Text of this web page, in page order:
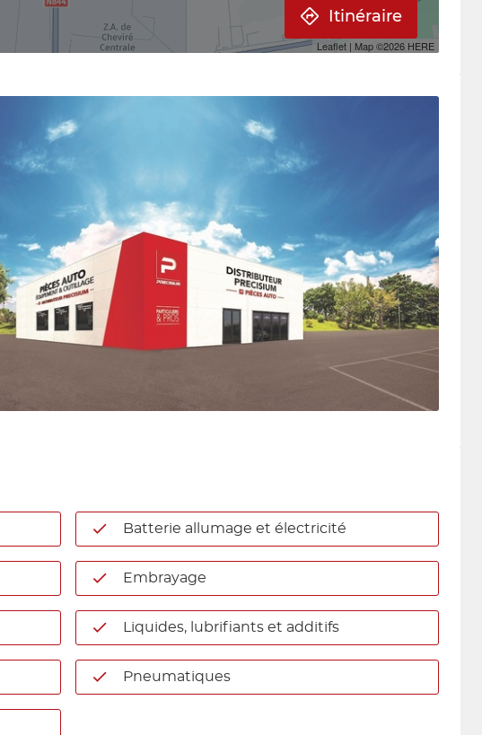
Leaflet | Map ©2026 HERE
Itinéraire
Batterie allumage et électricité
Embrayage
Liquides, lubrifiants et additifs
Pneumatiques